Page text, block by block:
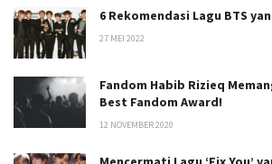
6 Rekomendasi Lagu BTS
27 MEI 2022
Fandom Habib Rizieq
Best Fandom Award!
12 NOVEMBER 2020